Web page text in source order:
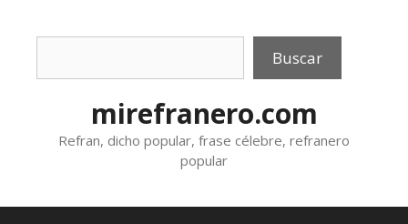
Buscar
mirefranero.com
Refran, dicho popular, frase célebre, refranero
popular